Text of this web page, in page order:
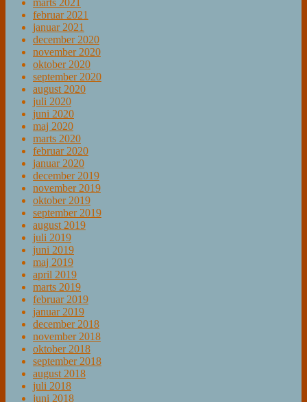
marts 2021
februar 2021
januar 2021
december 2020
november 2020
oktober 2020
september 2020
august 2020
juli 2020
juni 2020
maj 2020
marts 2020
februar 2020
januar 2020
december 2019
november 2019
oktober 2019
september 2019
august 2019
juli 2019
juni 2019
maj 2019
april 2019
marts 2019
februar 2019
januar 2019
december 2018
november 2018
oktober 2018
september 2018
august 2018
juli 2018
juni 2018